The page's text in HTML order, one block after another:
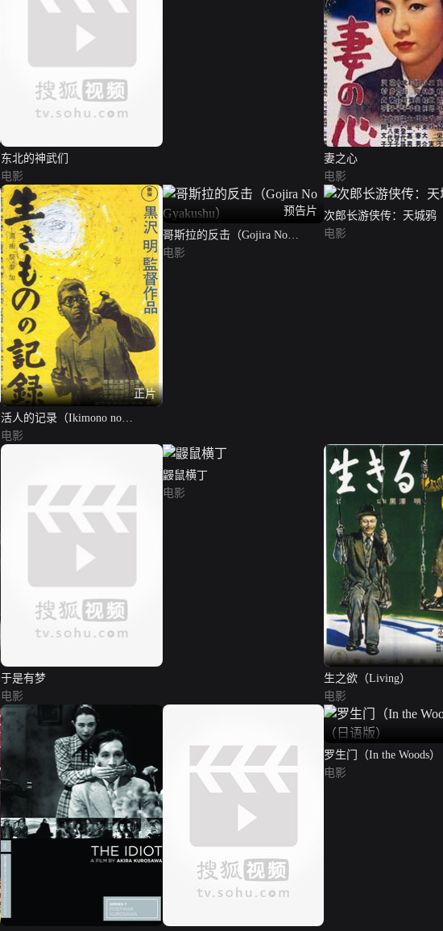
东北的神武们
电影
妻之心
电影
正片
活人的记录（Ikimono no
kiroku）
电影
预告片
哥斯拉的反击（Gojira No
Gyakushu）
电影
次郎长游侠传：天城鸦
电影
于是有梦
电影
鼹鼠横丁
电影
生之欲（Living）
电影
罗生门（In the Woods
版）
电影